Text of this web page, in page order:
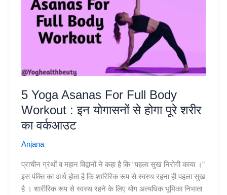
5 Yoga Asanas For Full Body
Workout : इन योगासनों से होगा पूरे शरीर
का वर्कआउट
Anjana
प्राचीन ग्रंथों व महान विद्वानों ने कहा है कि “पहला सुख निरोगी काया ।”
इस पंक्ति का अर्थ होता है कि शारिरिक रूप से स्वस्थ रहना ही पहला सुख
है । शारीरिक रूप से स्वस्थ रहने के लिए योग अत्यधिक भूमिका निभाता